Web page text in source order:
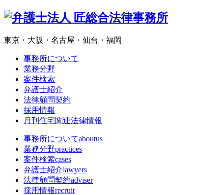
東京・大阪・名古屋・仙台・福岡
事務所について
業務分野
案件検索
弁護士紹介
法律顧問契約
採用情報
月刊住宅関連法律情報
事務所についてaboutus
業務分野practices
案件検索cases
弁護士紹介lawyers
法律顧問契約adviser
採用情報recruit